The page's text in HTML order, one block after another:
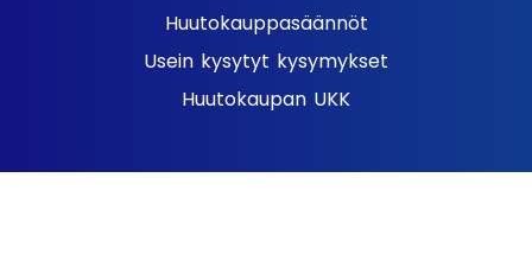
Huutokauppasäännöt
Usein kysytyt kysymykset
Huutokaupan UKK